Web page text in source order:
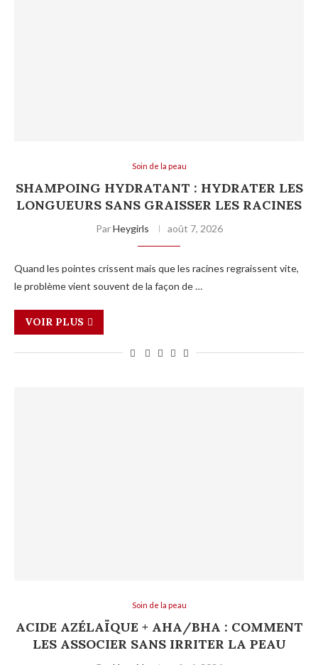
Soin de la peau
SHAMPOING HYDRATANT : HYDRATER LES
LONGUEURS SANS GRAISSER LES RACINES
ParHeygirls août 7, 2026
Quand les pointes crissent mais que les racines regraissent vite,
le problème vient souvent de la façon de …
VOIR PLUS
Soin de la peau
ACIDE AZÉLAÏQUE + AHA/BHA : COMMENT
LES ASSOCIER SANS IRRITER LA PEAU